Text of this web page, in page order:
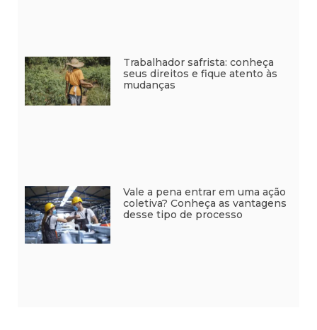
Trabalhador safrista: conheça
seus direitos e fique atento às
mudanças
Vale a pena entrar em uma ação
coletiva? Conheça as vantagens
desse tipo de processo